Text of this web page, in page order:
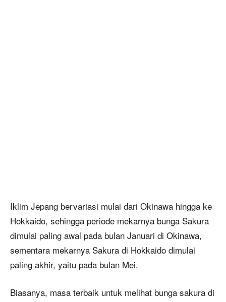
Iklim Jepang bervariasi mulai dari Okinawa hingga ke
Hokkaido, sehingga periode mekarnya bunga Sakura
dimulai paling awal pada bulan Januari di Okinawa,
sementara mekarnya Sakura di Hokkaido dimulai
paling akhir, yaitu pada bulan Mei.
Biasanya, masa terbaik untuk melihat bunga sakura di